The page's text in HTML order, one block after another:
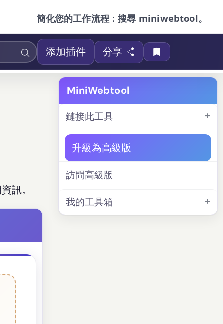
簡化您的工作流程：搜尋 miniwebtool。
添加插件 分享
訊。
MiniWebtool
鏈接此工具
升級為高級版
訪問高級版
我的工具箱